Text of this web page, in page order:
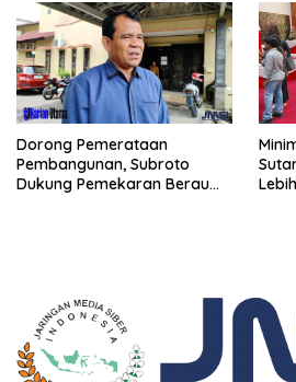
Dorong Pemerataan
Pembangunan, Subroto
Dukung Pemekaran Berau